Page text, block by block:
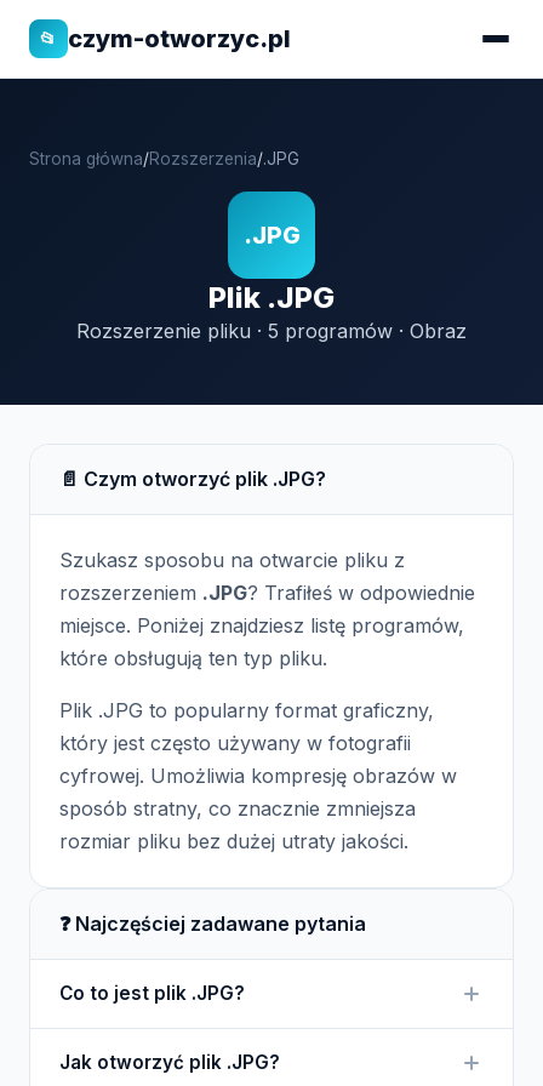
📂 czym-otworzyc.pl
Strona główna/Rozszerzenia/.JPG
.JPG
Plik .JPG
Rozszerzenie pliku · 5 programów · Obraz
📄 Czym otworzyć plik .JPG?
Szukasz sposobu na otwarcie pliku z
rozszerzeniem .JPG? Trafiłeś w odpowiednie
miejsce. Poniżej znajdziesz listę programów,
które obsługują ten typ pliku.
Plik .JPG to popularny format graficzny,
który jest często używany w fotografii
cyfrowej. Umożliwia kompresję obrazów w
sposób stratny, co znacznie zmniejsza
rozmiar pliku bez dużej utraty jakości.
❓ Najczęściej zadawane pytania
Co to jest plik .JPG?
kompresję stratną, co pozwala na zmniejszenie
Jak otworzyć plik .JPG?